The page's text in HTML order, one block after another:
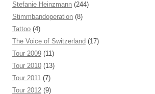
Stefanie Heinzmann (244)
Stimmbandoperation (8)
Tattoo (4)
The Voice of Switzerland (17)
Tour 2009 (11)
Tour 2010 (13)
Tour 2011 (7)
Tour 2012 (9)